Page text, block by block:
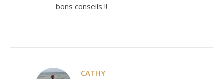
bons conseils !!
CATHY